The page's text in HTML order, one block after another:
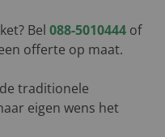
Bel 088-5010444 of
offerte op maat.
traditionele
eigen wens het